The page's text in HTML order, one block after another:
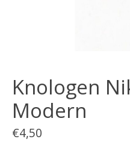
Knologen
Modern
€4,50